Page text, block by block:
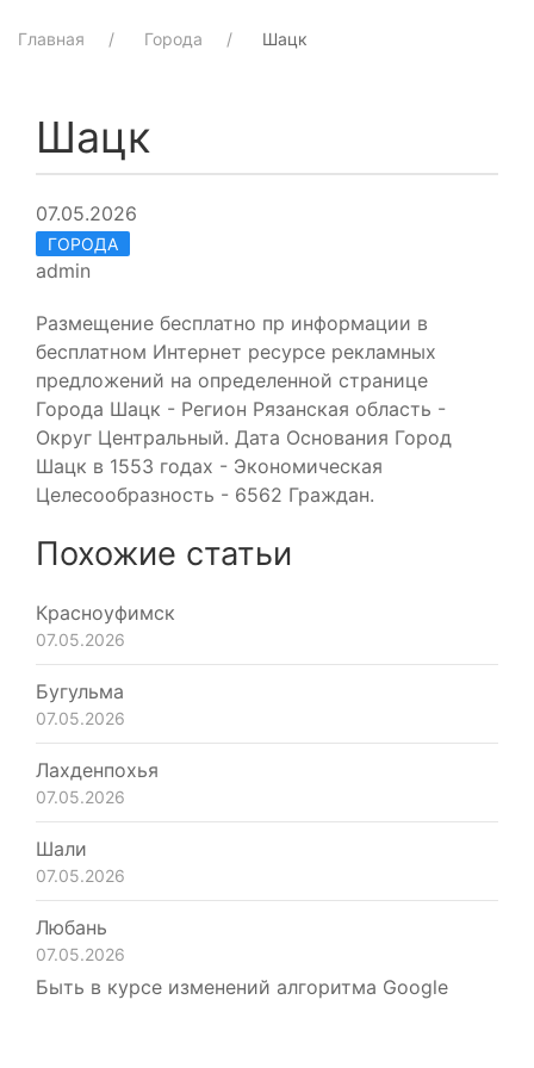
Главная Города Шацк
Шацк
07.05.2026
ГОРОДА
admin
Размещение бесплатно пр информации в
бесплатном Интернет ресурсе рекламных
предложений на определенной странице
Города Шацк - Регион Рязанская область -
Округ Центральный. Дата Основания Город
Шацк в 1553 годах - Экономическая
Целесообразность - 6562 Граждан.
Похожие статьи
Красноуфимск
07.05.2026
Бугульма
07.05.2026
Лахденпохья
07.05.2026
Шали
07.05.2026
Любань
07.05.2026
Быть в курсе изменений алгоритма Google